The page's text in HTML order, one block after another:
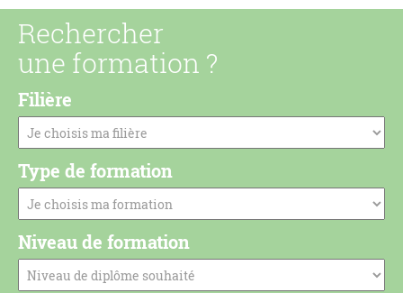
Rechercher
une formation ?
Filière
Type de formation
Niveau de formation